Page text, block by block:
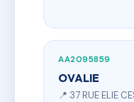
AA2095859
OVALIE
📍 37 RUE ELIE